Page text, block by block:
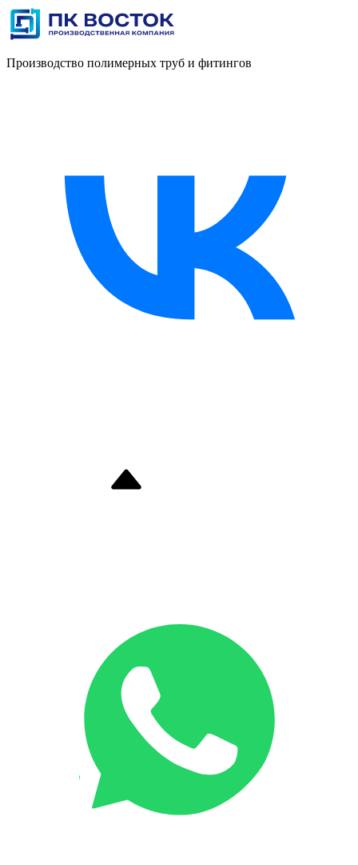
Производство полимерных труб и фитингов